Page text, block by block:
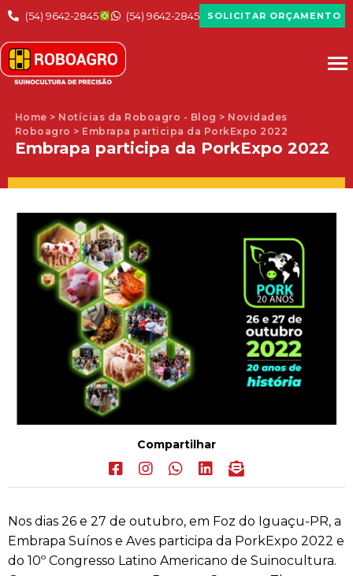
(54) 9642-2845 SOLICITAR ORÇAMENTO
(54) 9642-2845
Home > Notícias da Roboagro - Blog > Novidades
Roboagro > Embrapa participa da PorkExpo 2022
Embrapa participa da PorkExpo 2022
Compartilhar
Nos dias 26 e 27 de outubro, em Foz do Iguaçu-PR, a
Embrapa Suínos e Aves participa da PorkExpo 2022 e
do 10º Congresso Latino Americano de Suinocultura.